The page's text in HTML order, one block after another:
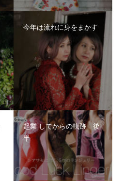
今年は流れに身をまかす
起業 してからの軌跡 後
半